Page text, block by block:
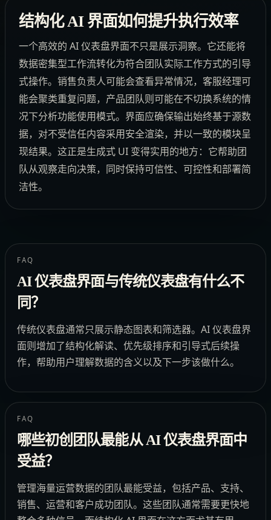
结构化 AI 界面如何提升执行效率
一个高效的 AI 仪表盘界面不只是展示洞察。它还能将
数据密集型工作流转化为符合团队实际工作方式的引导
式操作。销售负责人可能会查看异常情况，客服经理可
能会聚类重复问题，产品团队则可能在不切换系统的情
况下分析功能使用模式。界面应确保输出始终基于源数
据，对不受信任内容采用安全渲染，并以一致的模块呈
现结果。这正是生成式 UI 变得实用的地方：它帮助团
队从观察走向决策，同时保持可信性、可控性和部署简
洁性。
FAQ
AI 仪表盘界面与传统仪表盘有什么不
同？
传统仪表盘通常只展示静态图表和筛选器。AI 仪表盘界
面则增加了结构化解读、优先级排序和引导式后续操
作，帮助用户理解数据的含义以及下一步该做什么。
FAQ
哪些初创团队最能从 AI 仪表盘界面中
受益？
管理海量运营数据的团队最能受益，包括产品、支持、
销售、运营和客户成功团队。这些团队通常需要更快地